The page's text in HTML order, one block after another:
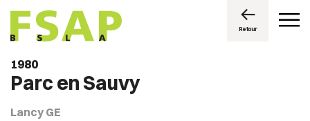
Retour
1980
Parc en Sauvy
Lancy GE